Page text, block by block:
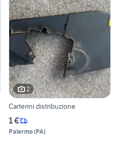
2
Carterini distribuzione
1 €
Palermo(PA)